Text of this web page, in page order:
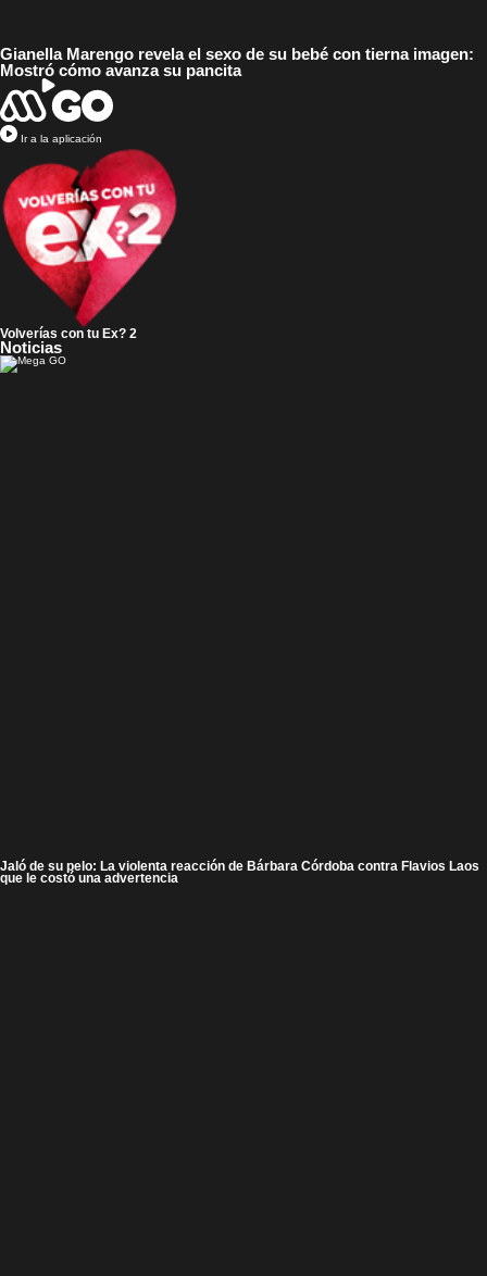
Gianella Marengo revela el sexo de su bebé con tierna imagen:
Mostró cómo avanza su pancita
Ir a la aplicación
Volverías con tu Ex? 2
Noticias
Jaló de su pelo: La violenta reacción de Bárbara Córdoba contra Flavios Laos
que le costó una advertencia